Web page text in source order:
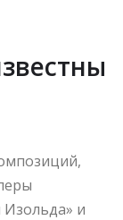
Изольда» и